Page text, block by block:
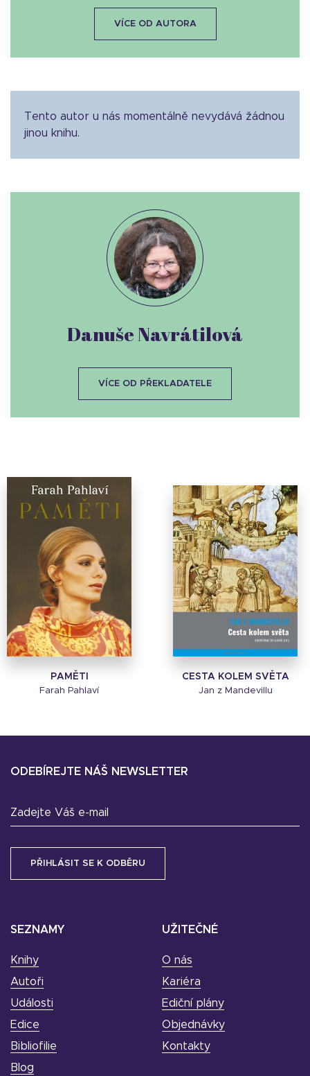
Tento autor u nás momentálně nevydává žádnou
jinou knihu.
VÍCE OD AUTORA
PAMĚTI
Farah Pahlaví
CESTA KOLEM SVĚTA
Jan z Mandevillu
Danuše Navrátilová
VÍCE OD PŘEKLADATELE
SEZNAMY
Knihy
Autoři
Události
Edice
Bibliofilie
Blog
UŽITEČNÉ
O nás
Kariéra
Ediční plány
Objednávky
Kontakty
ODEBÍREJTE NÁŠ NEWSLETTER
Zadejte Váš e-mail